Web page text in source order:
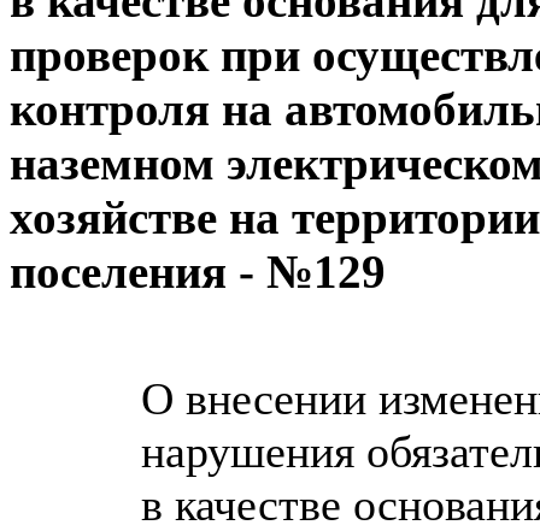
проверок при
контроля на
наземном
хозяйстве на
поселения - №129
О внесении
нарушения
в качестве